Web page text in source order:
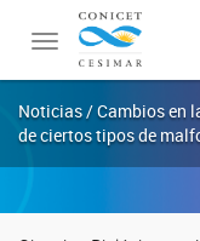
Toggle
navigation
Noticias / Cambios en
de ciertos tipos de